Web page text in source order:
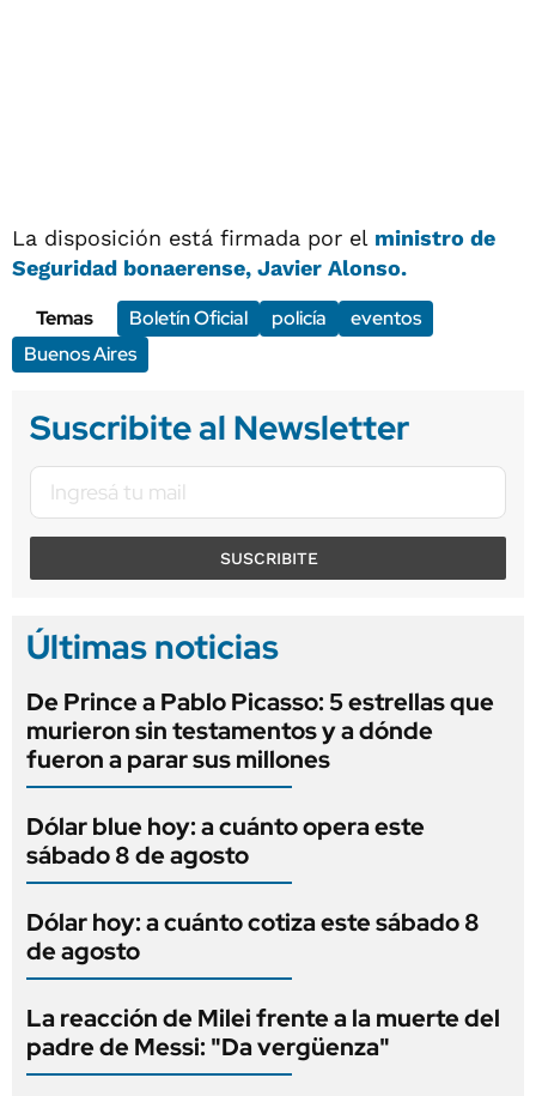
La disposición está firmada por el ministro de
Seguridad bonaerense, Javier Alonso.
Temas
Boletín Oficial policía
eventos
Buenos Aires
Suscribite al Newsletter
SUSCRIBITE
Últimas noticias
De Prince a Pablo Picasso: 5 estrellas que
murieron sin testamentos y a dónde
fueron a parar sus millones
Dólar blue hoy: a cuánto opera este
sábado 8 de agosto
Dólar hoy: a cuánto cotiza este sábado 8
de agosto
La reacción de Milei frente a la muerte del
padre de Messi: "Da vergüenza"